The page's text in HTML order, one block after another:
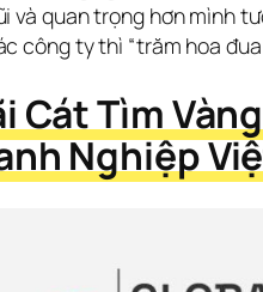
và quan trọng hơn mình
công ty thì “trăm hoa đua
Cát Tìm
Nghiệp